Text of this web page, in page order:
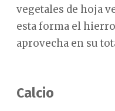
vegetales de hoja
esta forma el
aprovecha en su
Calcio